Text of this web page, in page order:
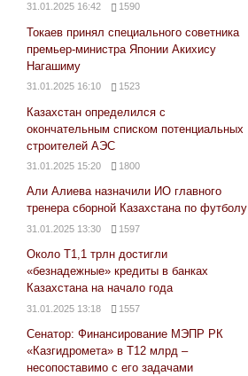
31.01.2025 16:42 1590
Токаев принял специального советника
премьер-министра Японии Акихису
Нагашиму
31.01.2025 16:10 1523
Казахстан определился с
окончательным списком потенциальных
строителей АЭС
31.01.2025 15:20 1800
Али Алиева назначили ИО главного
тренера сборной Казахстана по футболу
31.01.2025 13:30 1597
Около Т1,1 трлн достигли
«безнадежные» кредиты в банках
Казахстана на начало года
31.01.2025 13:18 1557
Сенатор: Финансирование МЭПР РК
«Казгидромета» в Т12 млрд –
несопоставимо с его задачами